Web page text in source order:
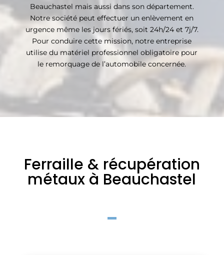
Beauchastel mais aussi dans son département.
Notre société peut effectuer un enlèvement en
urgence même les jours fériés, soit 24h/24 et 7j/7.
Pour conduire cette mission, notre entreprise
utilise du matériel professionnel obligatoire pour
le remorquage de l’automobile concernée.
Ferraille & récupération
métaux à Beauchastel